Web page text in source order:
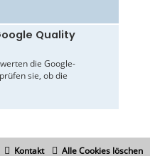
Quality
die Google-
sie, ob die
Alle Cookies löschen
Kontakt